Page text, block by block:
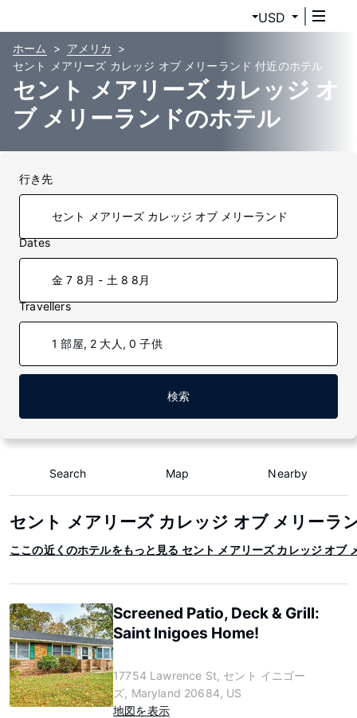
USD
ホーム
アメリカ
セント メアリーズ カレッジ オブ メリーランド 付近のホテル
セント メアリーズ カレッジ オ
ブ メリーランドのホテル
行き先
Dates
金 7 8月 - 土 8 8月
Travellers
1 部屋, 2 大人, 0 子供
検索
Search Map Nearby
セント メアリーズ カレッジ オブ メリーラ
ここの近くのホテルをもっと見る セント メアリーズ カレッジ オブ
Screened Patio, Deck & Grill:
Saint Inigoes Home!
17754 Lawrence St, セント イニゴー
ズ, Maryland 20684, US
地図を表示